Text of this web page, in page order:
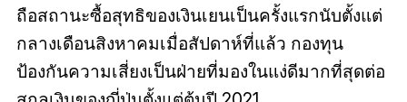
ถือสถานะซื้อสุทธิของเงินเยนเป็นครั้งแรกนับตั้งแต่
กลางเดือนสิงหาคมเมื่อสัปดาห์ที่แล้ว กองทุน
ป้องกันความเสี่ยงเป็นฝ่ายที่มองในแง่ดีมากที่สุดต่อ